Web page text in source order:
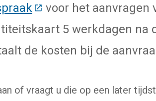
(Deze link gaat naar
voor het aanvragen
5 werkdagen na
de kosten bij de
of vraagt u die op een later